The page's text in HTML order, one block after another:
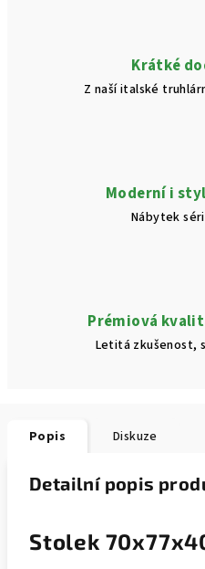
Krátké
Z naší italské
Moderní i
Nábytek
Prémiová
Letitá zkušenost,
Popis Diskuze
Detailní popis
Stolek